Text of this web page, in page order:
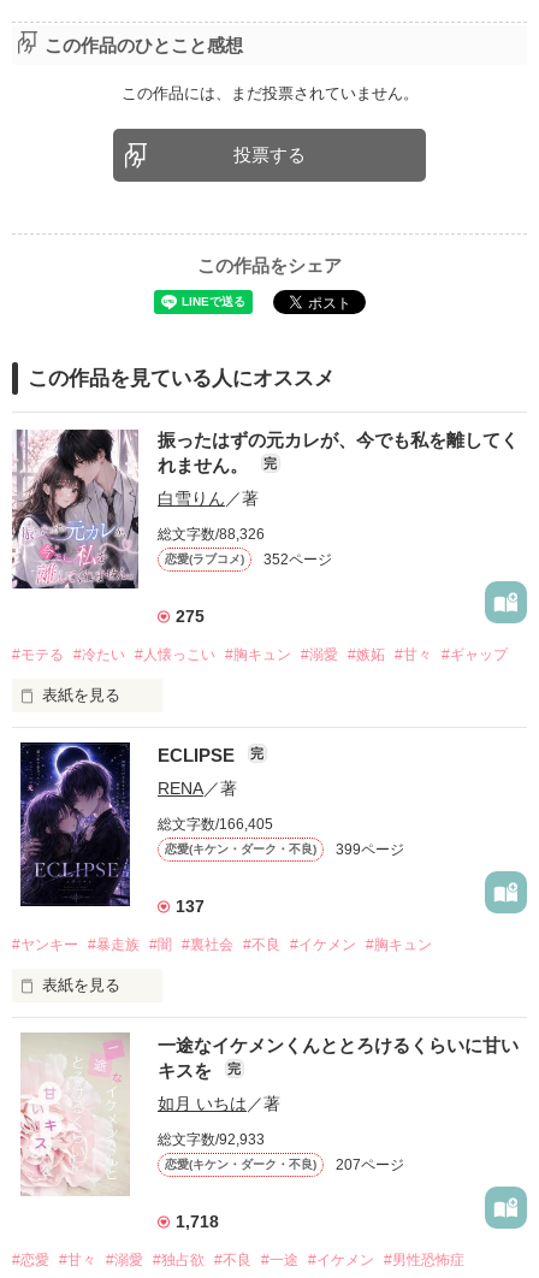
この作品のひとこと感想
この作品には、まだ投票されていません。
投票する
この作品をシェア
この作品を見ている人にオススメ
振ったはずの元カレが、今でも私を離してく
れません。
完
白雪りん ／著
総文字数/88,326
恋愛(ラブコメ) 352ページ
275
#モテる #冷たい #人懐っこい #胸キュン #溺愛 #嫉妬 #甘々 #ギャップ
表紙を見る
「好きだったから、別れを選んだ。」
モテる人を好きになるのが怖かった。
だから私は、中学時代に大好きだった彼を自分から振った。
もう会うことはないと思っていたのに、
高校生になって再会した彼は、隣の学校で”王子様”と呼ばれる
他の女の子には冷たいのに
私にだけ昔と変わらない笑顔を向けてくる。
「澪ちゃん。」
それは止まっていた恋が再び動き始める合図──。
✨.ﾟ･*..☆.｡.:*✨.☆.｡.:. *:ﾟ✨.ﾟ･*..☆.｡.:*✨
冴木澪-SaekiMio
ECLIPSE 完
RENA／著
総文字数/166,405
恋愛(キケン・ダーク・不良) 399ページ
137
#ヤンキー #暴走族 #闇 #裏社会 #不良 #イケメン #胸キュン
表紙を見る
表紙画像はAIです
作品を読む
一途なイケメンくんととろけるくらいに甘い
キスを
完
如月 いちは ／著
総文字数/92,933
恋愛(キケン・ダーク・不良) 207ページ
1,718
#恋愛 #甘々 #溺愛 #独占欲 #不良 #一途 #イケメン #男性恐怖症